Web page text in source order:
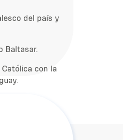
del país y
Baltasar.
con la